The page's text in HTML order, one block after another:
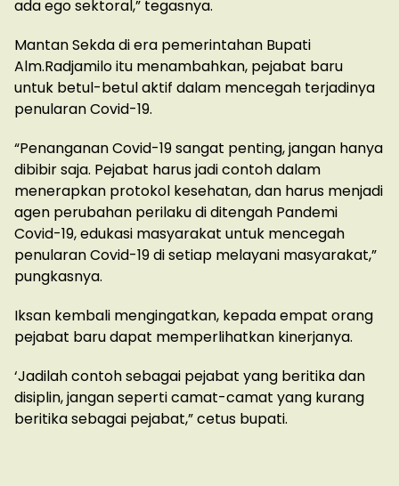
ada ego sektoral,” tegasnya.
Mantan Sekda di era pemerintahan Bupati
Alm.Radjamilo itu menambahkan, pejabat baru
untuk betul-betul aktif dalam mencegah terjadinya
penularan Covid-19.
“Penanganan Covid-19 sangat penting, jangan hanya
dibibir saja. Pejabat harus jadi contoh dalam
menerapkan protokol kesehatan, dan harus menjadi
agen perubahan perilaku di ditengah Pandemi
Covid-19, edukasi masyarakat untuk mencegah
penularan Covid-19 di setiap melayani masyarakat,”
pungkasnya.
Iksan kembali mengingatkan, kepada empat orang
pejabat baru dapat memperlihatkan kinerjanya.
‘Jadilah contoh sebagai pejabat yang beritika dan
disiplin, jangan seperti camat-camat yang kurang
beritika sebagai pejabat,” cetus bupati.